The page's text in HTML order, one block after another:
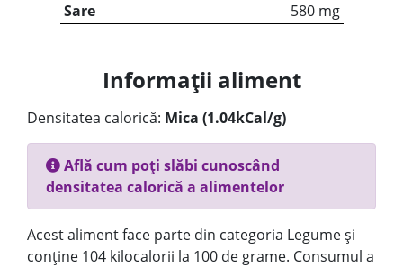
Sare
580 mg
Informații aliment
Densitatea calorică: Mica (1.04kCal/g)
Află cum poți slăbi cunoscând
densitatea calorică a alimentelor
Acest aliment face parte din categoria Legume și
conține 104 kilocalorii la 100 de grame. Consumul a